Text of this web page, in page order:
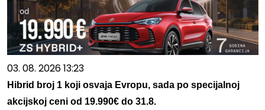
03. 08. 2026 13:23
Hibrid broj 1 koji osvaja Evropu, sada po specijalnoj
akcijskoj ceni od 19.990€ do 31.8.